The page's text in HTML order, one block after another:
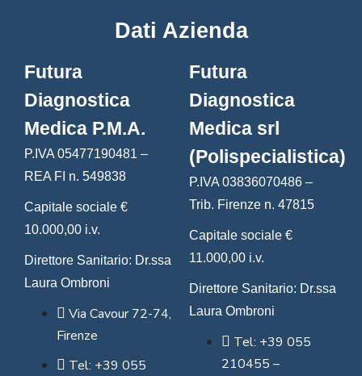
Dati Azienda
Futura
Diagnostica
Medica P.M.A.
P.IVA 05477190481 –
REA FI n. 549838
Capitale sociale €
10.000,00 i.v.
Direttore Sanitario: Dr.ssa
Laura Ombroni
Via Cavour 72-74,
Firenze
Tel: +39 055
Futura
Diagnostica
Medica srl
(Polispecialistica)
P.IVA 03836070486 –
Trib. Firenze n. 47815
Capitale sociale €
11.000,00 i.v.
Direttore Sanitario: Dr.ssa
Laura Ombroni
Tel: +39 055
210455 –